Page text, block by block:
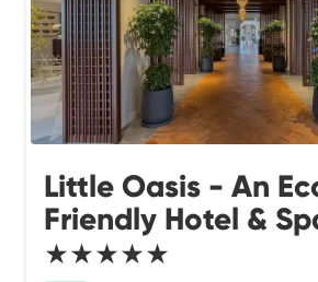
Little Oasis - An
Friendly Hotel &
★★★★★